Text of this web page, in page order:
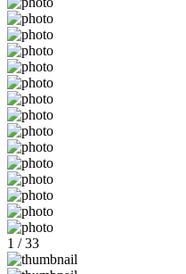
1 / 33